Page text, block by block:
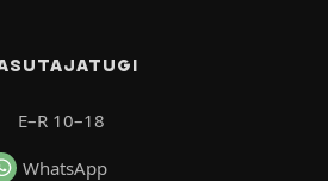
E–R 10–18
WhatsApp